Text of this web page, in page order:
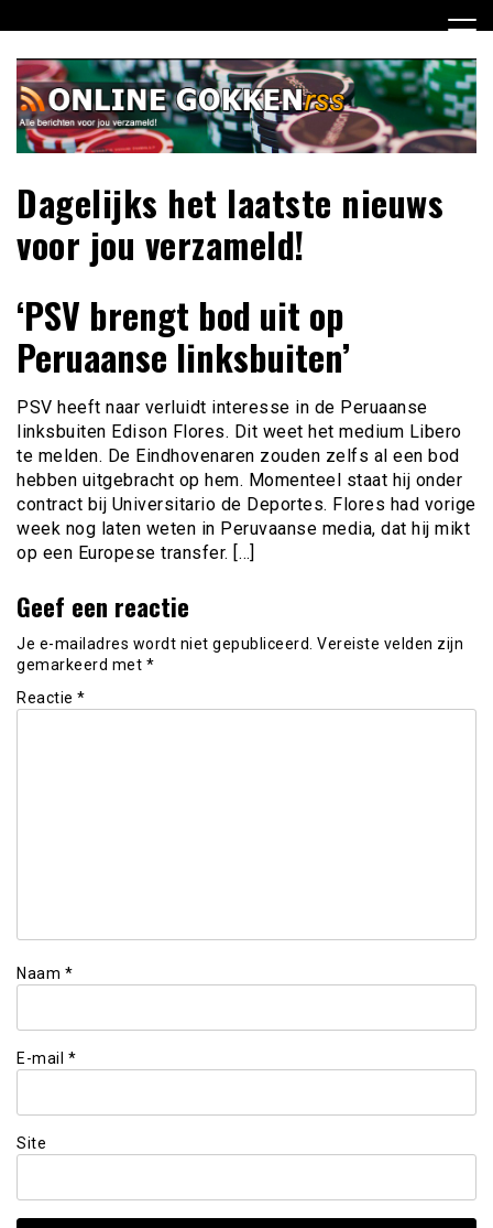
naar
inhoud
Dagelijks het laatste nieuws
voor jou verzameld!
‘PSV brengt bod uit op
Peruaanse linksbuiten’
PSV heeft naar verluidt interesse in de Peruaanse
linksbuiten Edison Flores. Dit weet het medium Libero
te melden. De Eindhovenaren zouden zelfs al een bod
hebben uitgebracht op hem. Momenteel staat hij onder
contract bij Universitario de Deportes. Flores had vorige
week nog laten weten in Peruvaanse media, dat hij mikt
op een Europese transfer. […]
Geef een reactie
Je e-mailadres wordt niet gepubliceerd. Vereiste velden zijn
gemarkeerd met *
Reactie *
Naam *
E-mail *
Site